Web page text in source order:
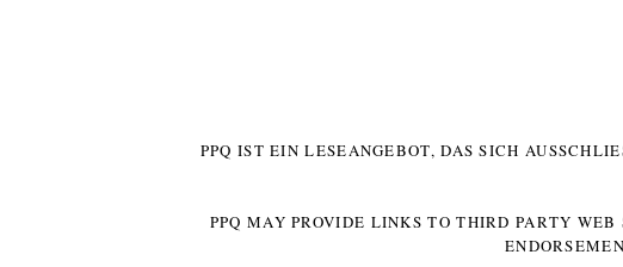
PPQ IST EIN LESEANGEBOT, DAS SICH
PPQ MAY PROVIDE LINKS TO THIRD PARTY